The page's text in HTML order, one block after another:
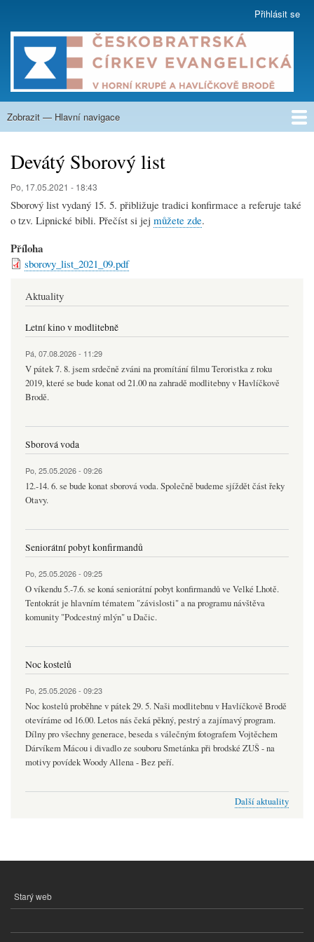
hlavnímu
obsahu
account
menu
Přihlásit se
Hlavní
Zobrazit — Hlavní navigace
Devátý Sborový list
Po, 17.05.2021 - 18:43
Sborový list vydaný 15. 5. přibližuje tradici konfirmace a referuje také
o tzv. Lipnické bibli. Přečíst si jej můžete zde.
Příloha
sborovy_list_2021_09.pdf
Aktuality
Letní kino v modlitebně
Pá, 07.08.2026 - 11:29
V pátek 7. 8. jsem srdečně zváni na promítání filmu Teroristka z roku
2019, které se bude konat od 21.00 na zahradě modlitebny v Havlíčkově
Brodě.
Sborová voda
Po, 25.05.2026 - 09:26
12.-14. 6. se bude konat sborová voda. Společně budeme sjíždět část řeky
Otavy.
Seniorátní pobyt konfirmandů
Po, 25.05.2026 - 09:25
O víkendu 5.-7.6. se koná seniorátní pobyt konfirmandů ve Velké Lhotě.
Tentokrát je hlavním tématem "závislosti" a na programu návštěva
komunity "Podcestný mlýn" u Dačic.
Noc kostelů
Po, 25.05.2026 - 09:23
Noc kostelů proběhne v pátek 29. 5. Naši modlitebnu v Havlíčkově Brodě
otevíráme od 16.00. Letos nás čeká pěkný, pestrý a zajímavý program.
Dílny pro všechny generace, beseda s válečným fotografem Vojtěchem
Dárvíkem Mácou i divadlo ze souboru Smetánka při brodské ZUŠ - na
motivy povídek Woody Allena - Bez peří.
Další aktuality
MENU
Starý web